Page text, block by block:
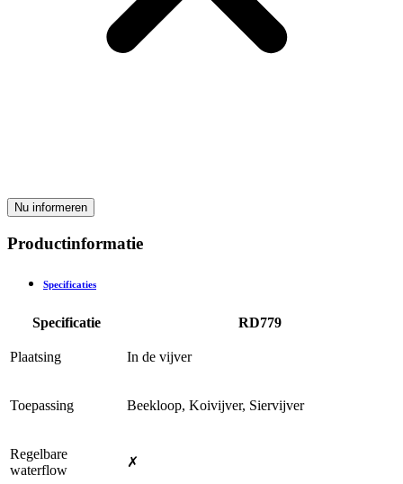
Nu informeren
Productinformatie
Specificaties
Specificatie RD779
Plaatsing In de vijver
Toepassing Beekloop, Koivijver, Siervijver
Regelbare
waterflow
✗